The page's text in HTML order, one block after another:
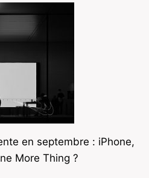
en septembre : iPhone,
More Thing ?